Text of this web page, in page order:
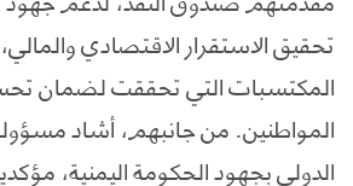
تحقيق الاستقرار الاقتصادي
المكتسبات التي تحققت لضمان
المواطنين. من جانبهم، أشاد
الدولي بجهود الحكومة اليمنية،